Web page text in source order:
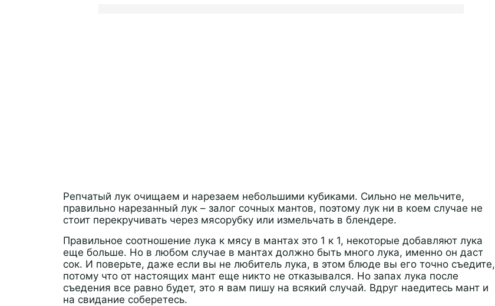
Репчатый лук очищаем и нарезаем небольшими кубиками. Сильно не мельчите,
правильно нарезанный лук – залог сочных мантов, поэтому лук ни в коем случае не
стоит перекручивать через мясорубку или измельчать в блендере.
Правильное соотношение лука к мясу в мантах это 1 к 1, некоторые добавляют лука
еще больше. Но в любом случае в мантах должно быть много лука, именно он даст
сок. И поверьте, даже если вы не любитель лука, в этом блюде вы его точно съедите,
потому что от настоящих мант еще никто не отказывался. Но запах лука после
съедения все равно будет, это я вам пишу на всякий случай. Вдруг наедитесь мант и
на свидание соберетесь.